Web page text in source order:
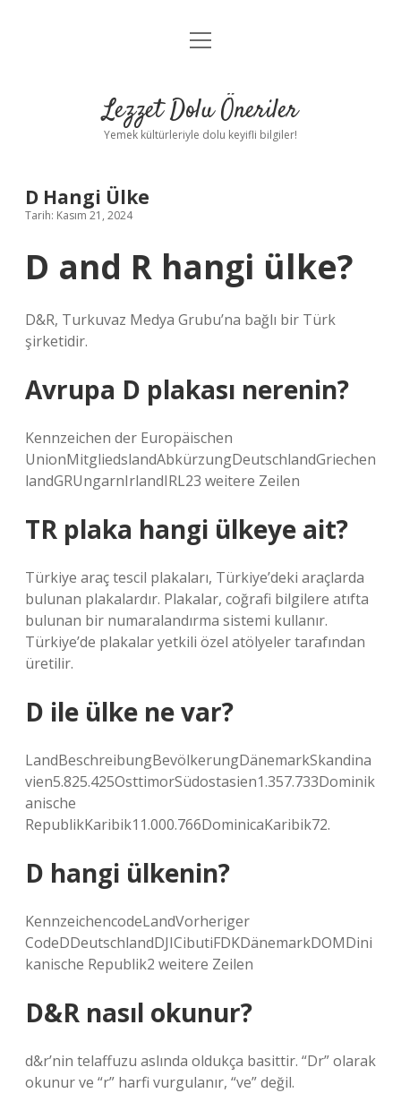
Anasayfa
Yasal Uyarı
menüyü
Lezzet Dolu Öneriler
Yemek kültürleriyle dolu keyifli bilgiler!
D Hangi Ülke
Tarih: Kasım 21, 2024
D and R hangi ülke?
D&R, Turkuvaz Medya Grubu’na bağlı bir Türk
şirketidir.
Avrupa D plakası nerenin?
Kennzeichen der Europäischen
UnionMitgliedslandAbkürzungDeutschlandGriechen
landGRUngarnIrlandIRL23 weitere Zeilen
TR plaka hangi ülkeye ait?
Türkiye araç tescil plakaları, Türkiye’deki araçlarda
bulunan plakalardır. Plakalar, coğrafi bilgilere atıfta
bulunan bir numaralandırma sistemi kullanır.
Türkiye’de plakalar yetkili özel atölyeler tarafından
üretilir.
D ile ülke ne var?
LandBeschreibungBevölkerungDänemarkSkandina
vien5.825.425OsttimorSüdostasien1.357.733Dominik
anische
RepublikKaribik11.000.766DominicaKaribik72.
D hangi ülkenin?
KennzeichencodeLandVorheriger
CodeDDeutschlandDJICibutiFDKDänemarkDOMDini
kanische Republik2 weitere Zeilen
D&R nasıl okunur?
d&r’nin telaffuzu aslında oldukça basittir. “Dr” olarak
okunur ve “r” harfi vurgulanır, “ve” değil.